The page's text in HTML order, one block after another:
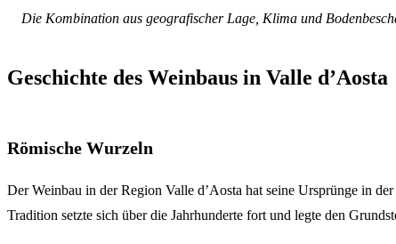
Die Kombination aus geografischer Lage, Klima und
Geschichte des Weinbaus in Valle d’Aosta
Römische Wurzeln
Der Weinbau in der Region Valle d’Aosta hat seine Ursprünge in
Tradition setzte sich über die Jahrhunderte fort und legte den